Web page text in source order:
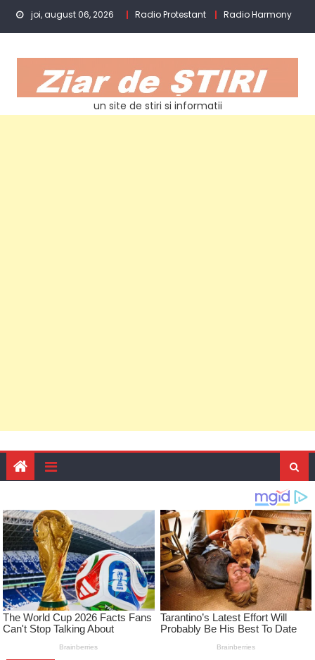
Skip
joi, august 06, 2026 Radio Protestant Radio Harmony
un site de stiri si informatii